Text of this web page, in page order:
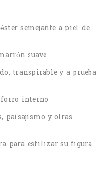
semejante a piel de
suave
transpirable y a prueba
interno
paisajismo y otras
para estilizar su figura.